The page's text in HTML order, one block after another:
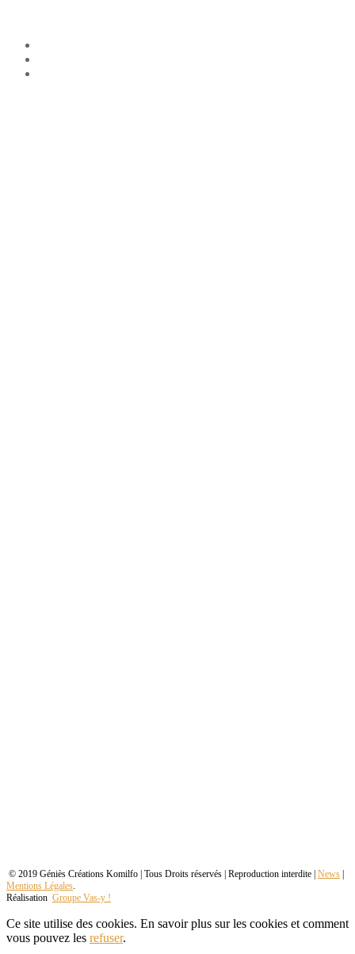
© 2019 Géniès Créations Komilfo | Tous Droits réservés | Reproduction interdite | News
Mentions Légales.
Réalisation Groupe Vas-y !
Ce site utilise des cookies. En savoir plus sur les cookies et comment
vous pouvez les refuser.